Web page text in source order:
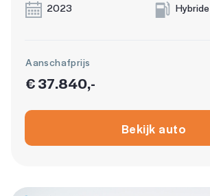
2023 Hybride
Aanschafprijs
€ 37.840,-
Bekijk auto